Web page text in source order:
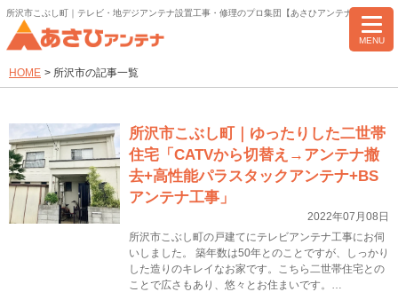
所沢市こぶし町｜テレビ・地デジアンテナ設置工事・修理のプロ集団【あさひアンテナ】
MENU
HOME > 所沢市の記事一覧
所沢市こぶし町｜ゆったりした二世帯
住宅「CATVから切替え→アンテナ撤
去+高性能パラスタックアンテナ+BS
アンテナ工事」
2022年07月08日
所沢市こぶし町の戸建てにテレビアンテナ工事にお伺
いしました。 築年数は50年とのことですが、しっかり
した造りのキレイなお家です。こちら二世帯住宅との
ことで広さもあり、悠々とお住まいです。…